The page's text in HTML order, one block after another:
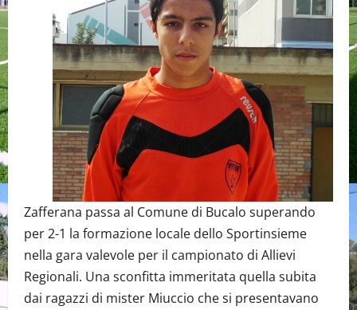
Zafferana passa al Comune di Bucalo superando
per 2-1 la formazione locale dello Sportinsieme
nella gara valevole per il campionato di Allievi
Regionali. Una sconfitta immeritata quella subita
dai ragazzi di mister Miuccio che si presentavano